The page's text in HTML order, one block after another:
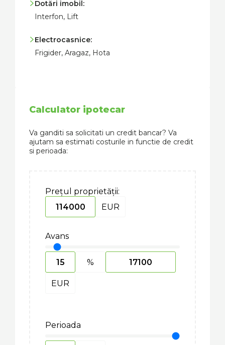
Dotări imobil:
Interfon, Lift
Electrocasnice:
Frigider, Aragaz, Hota
Calculator ipotecar
Va ganditi sa solicitati un credit bancar? Va
ajutam sa estimati costurile in functie de credit
si perioada:
Prețul proprietății:
EUR
Avans
%
EUR
Perioada